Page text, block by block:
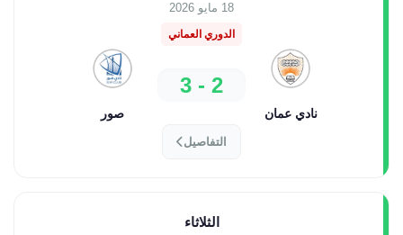
18 مايو 2026
الدوري العماني
نادي عمان
2 - 3
صور
التفاصيل
الثلاثاء